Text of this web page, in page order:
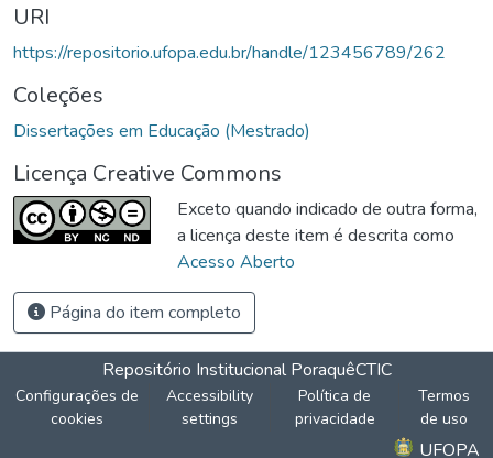
URI
https://repositorio.ufopa.edu.br/handle/123456789/262
Coleções
Dissertações em Educação (Mestrado)
Licença Creative Commons
Exceto quando indicado de outra forma,
a licença deste item é descrita como
Acesso Aberto
Página do item completo
Repositório Institucional PoraquêCTIC
Configurações de
cookies
Accessibility
settings
Política de
privacidade
Termos
de uso
UFOPA